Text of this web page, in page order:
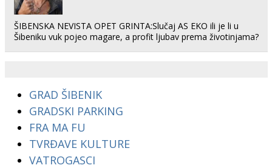
ŠIBENSKA NEVISTA OPET GRINTA:Slučaj AS EKO ili je li u
Šibeniku vuk pojeo magare, a profit ljubav prema životinjama?
GRAD ŠIBENIK
GRADSKI PARKING
FRA MA FU
TVRĐAVE KULTURE
VATROGASCI